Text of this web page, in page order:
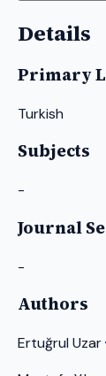
Details
Primary
Turkish
Subjects
-
Journal
-
Authors
Ertuğrul Uzar